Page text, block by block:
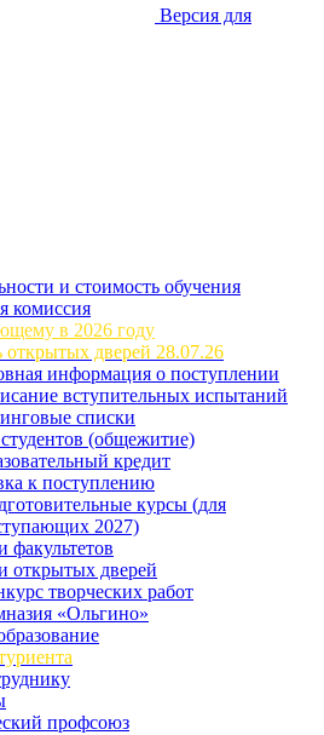
Версия для
и стоимость обучения
комиссия
в 2026 году
открытых дверей 28.07.26
информация о поступлении
вступительных испытаний
списки
(общежитие)
кредит
к поступлению
курсы (для
2027)
факультетов
открытых дверей
творческих работ
«Ольгино»
профсоюз